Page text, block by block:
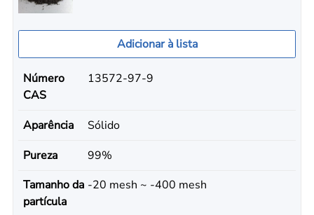
Adicionar à lista
Número
CAS
13572-97-9
Aparência
Sólido
Pureza
99%
Tamanho da
partícula
-20 mesh ~ -400 mesh